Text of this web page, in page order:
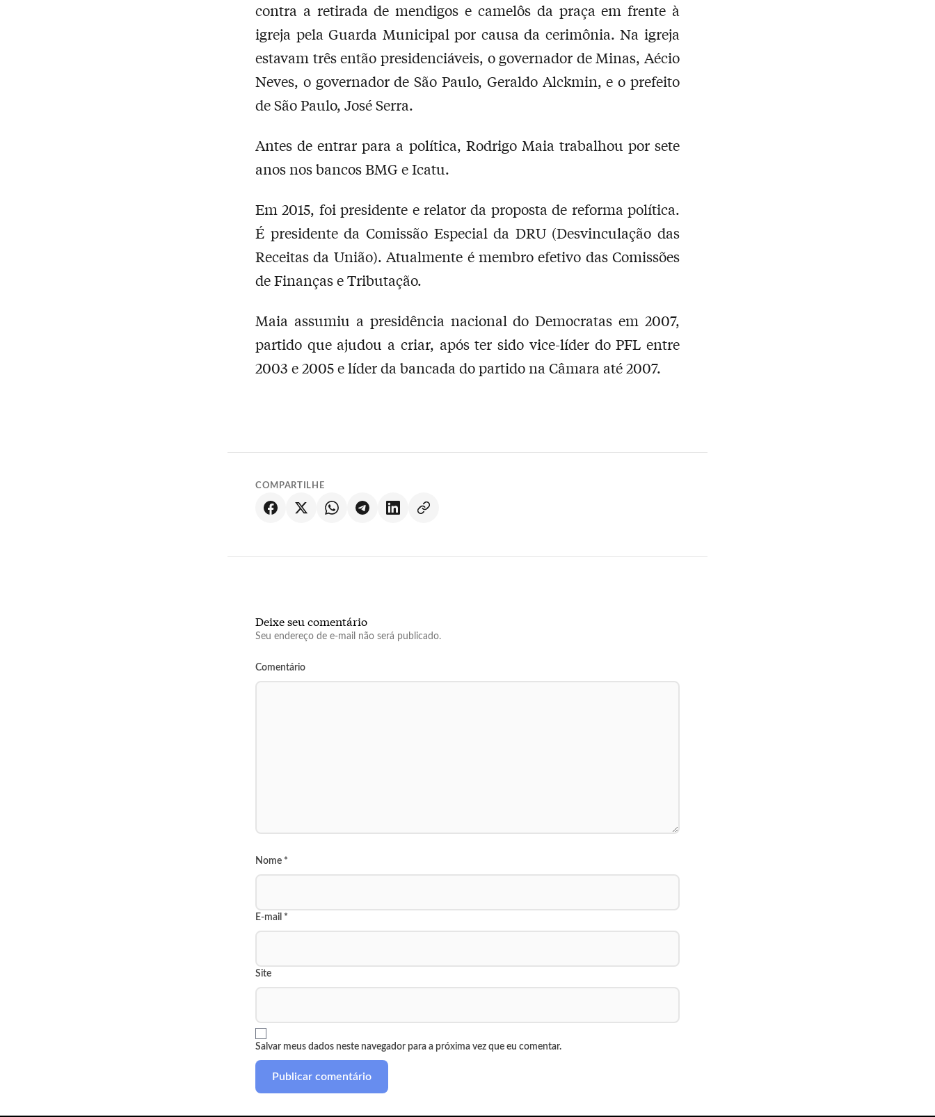
contra a retirada de mendigos e camelôs da praça em frente à
igreja pela Guarda Municipal por causa da cerimônia. Na igreja
estavam três então presidenciáveis, o governador de Minas, Aécio
Neves, o governador de São Paulo, Geraldo Alckmin, e o prefeito
de São Paulo, José Serra.
Antes de entrar para a política, Rodrigo Maia trabalhou por sete
anos nos bancos BMG e Icatu.
Em 2015, foi presidente e relator da proposta de reforma política.
É presidente da Comissão Especial da DRU (Desvinculação das
Receitas da União). Atualmente é membro efetivo das Comissões
de Finanças e Tributação.
Maia assumiu a presidência nacional do Democratas em 2007,
partido que ajudou a criar, após ter sido vice-líder do PFL entre
2003 e 2005 e líder da bancada do partido na Câmara até 2007.
COMPARTILHE
Deixe seu comentário
Seu endereço de e-mail não será publicado.
Comentário
Nome *
E-mail *
Site
Salvar meus dados neste navegador para a próxima vez que eu comentar.